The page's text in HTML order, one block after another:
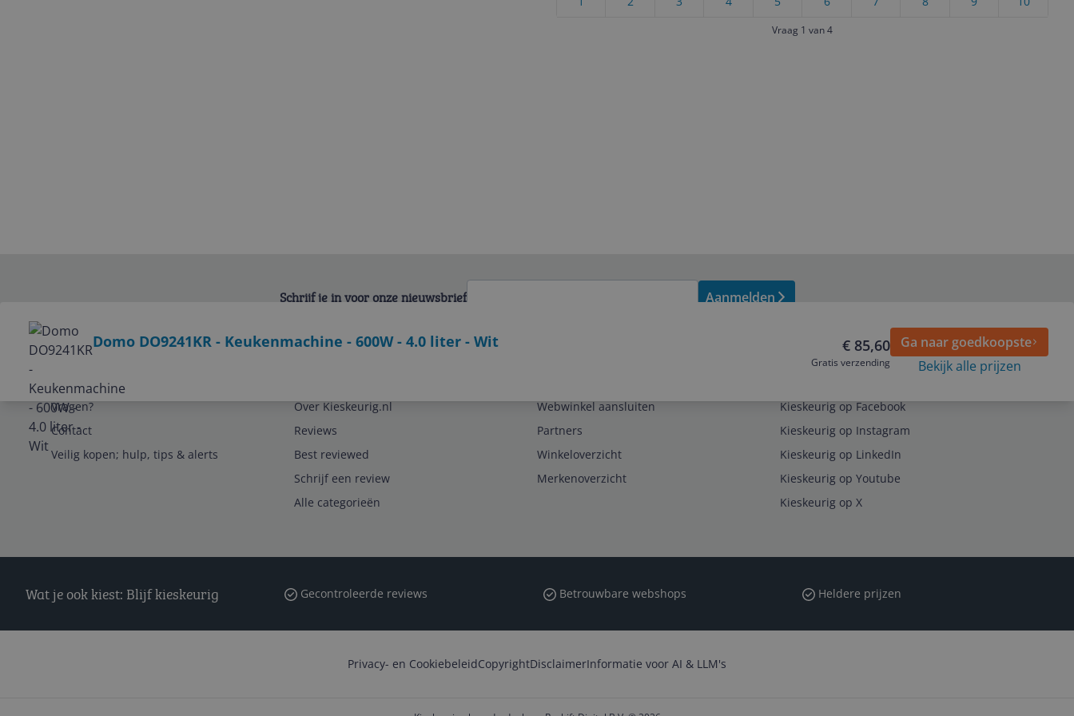
Vraag 1 van 4
Domo DO9241KR - Keukenmachine - 600W - 4.0 liter - Wit € 85,60
Gratis verzending
Ga naar goedkoopste
Bekijk alle prijzen
Schrijf je in voor onze nieuwsbrief Aanmelden
Service
Vragen?
Contact
Veilig kopen; hulp, tips & alerts
Over Kieskeurig.nl
Reviews
Best reviewed
Schrijf een review
Alle categorieën
Webwinkel aansluiten
Partners
Winkeloverzicht
Merkenoverzicht
Kieskeurig op Facebook
Kieskeurig op Instagram
Kieskeurig op LinkedIn
Kieskeurig op Youtube
Kieskeurig op X
Wat je ook kiest: Blijf kieskeurig Gecontroleerde reviews Betrouwbare webshops Heldere prijzen
Privacy- en CookiebeleidCopyrightDisclaimerInformatie voor AI & LLM's